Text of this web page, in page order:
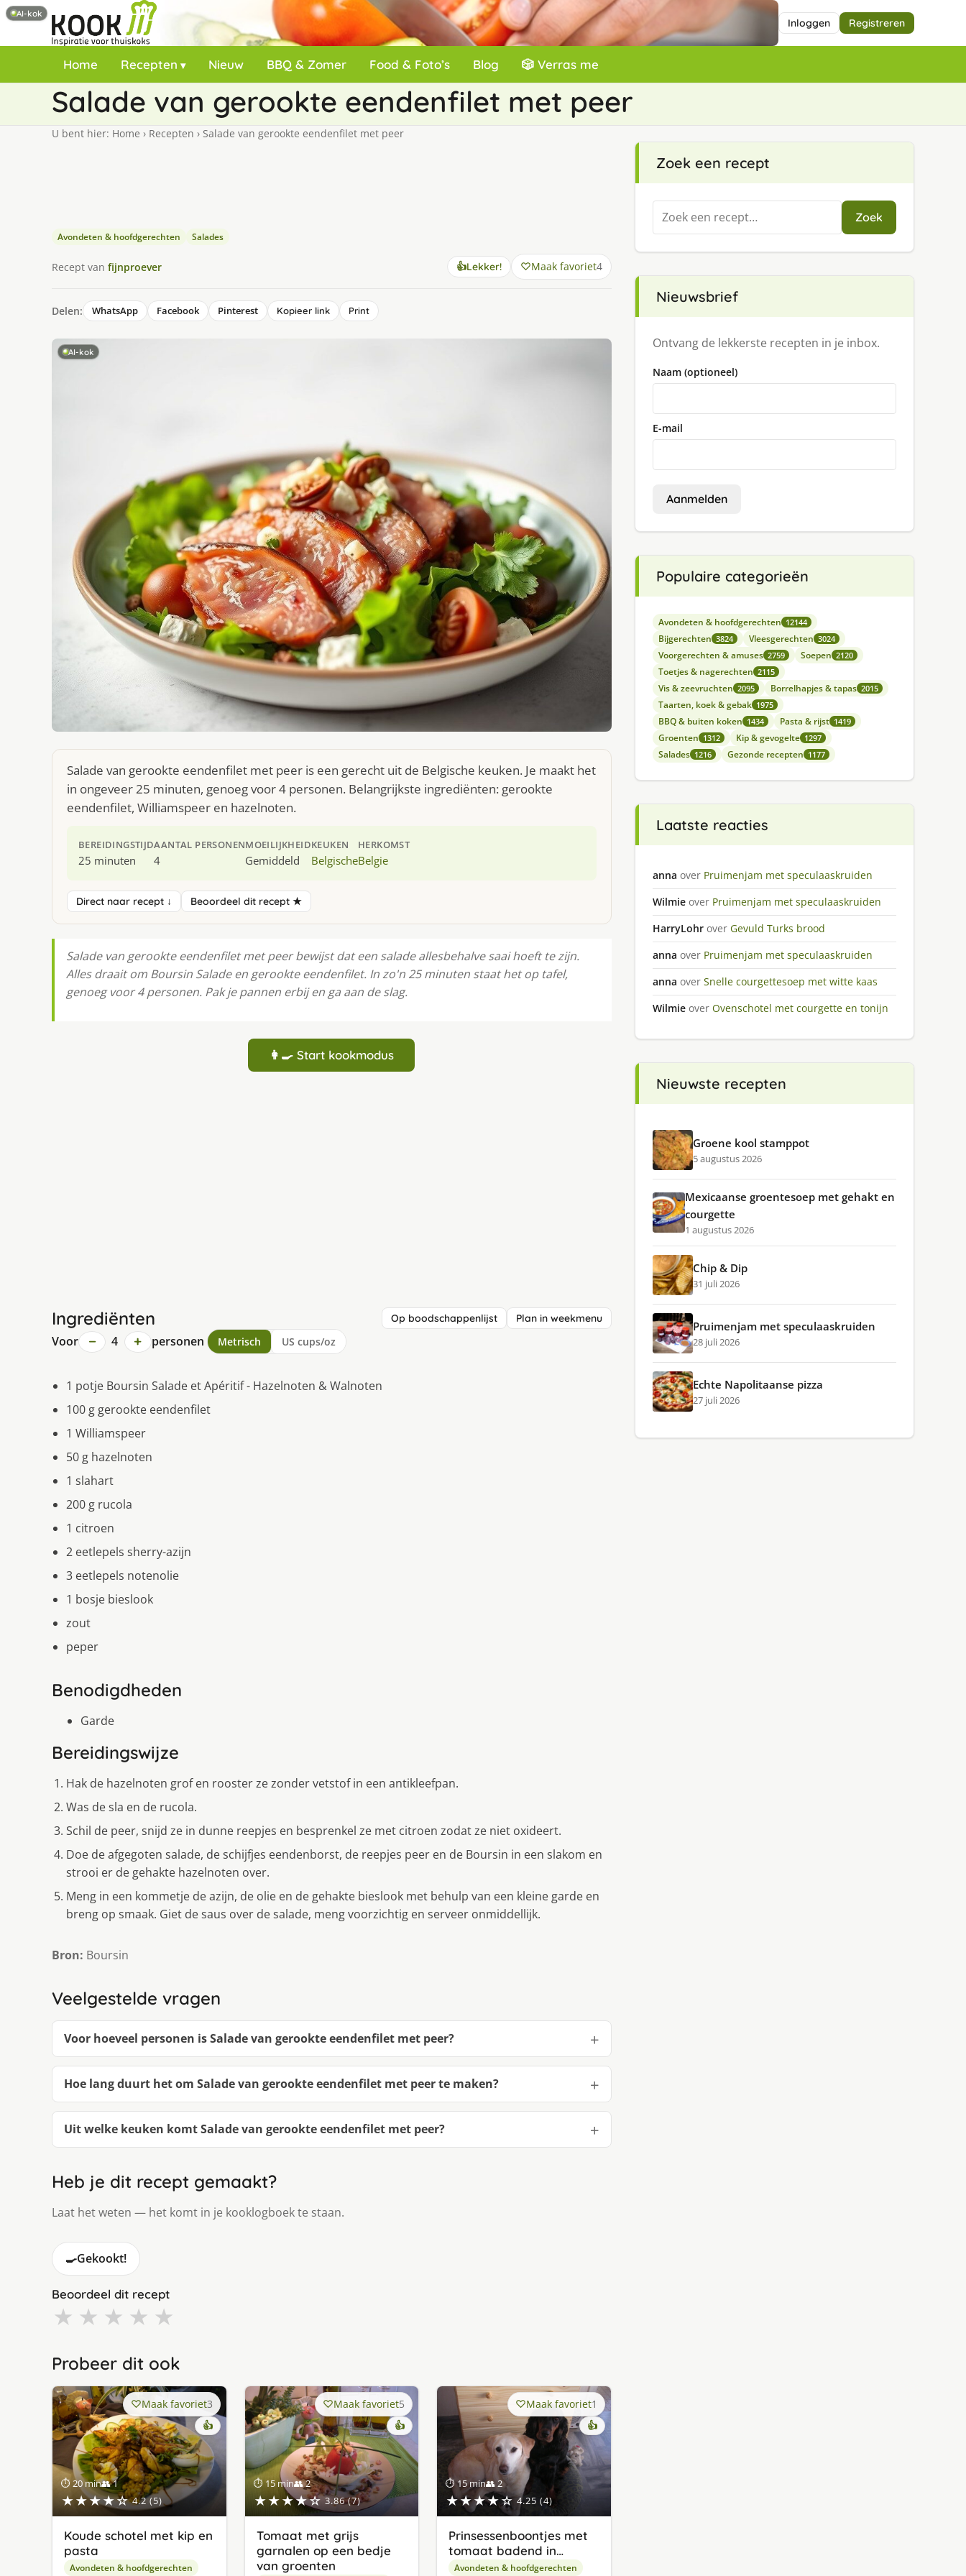
Inloggen Registreren
Home Recepten Nieuw BBQ & Zomer Food & Foto’s Blog 🎲 Verras me
Salade van gerookte eendenfilet met peer
U bent hier: Home › Recepten › Salade van gerookte eendenfilet met peer
Avondeten & hoofdgerechten Salades
Recept van fijnproever 👍Lekker! Maak favoriet4
Delen: WhatsApp Facebook Pinterest Kopieer link Print
AI-kok
Salade van gerookte eendenfilet met peer is een gerecht uit de Belgische keuken. Je maakt het
in ongeveer 25 minuten, genoeg voor 4 personen. Belangrijkste ingrediënten: gerookte
eendenfilet, Williamspeer en hazelnoten.
BEREIDINGSTIJD
25 minuten
AANTAL PERSONEN
4
MOEILIJKHEID
Gemiddeld
KEUKEN
Belgische
HERKOMST
Belgie
Direct naar recept ↓ Beoordeel dit recept ★
Salade van gerookte eendenfilet met peer bewijst dat een salade allesbehalve saai hoeft te zijn.
Alles draait om Boursin Salade en gerookte eendenfilet. In zo'n 25 minuten staat het op tafel,
genoeg voor 4 personen. Pak je pannen erbij en ga aan de slag.
👩‍🍳 Start kookmodus
Ingrediënten Op boodschappenlijst Plan in weekmenu
Voor − 4 + personen Metrisch US cups/oz
1 potje Boursin Salade et Apéritif - Hazelnoten & Walnoten
100 g gerookte eendenfilet
1 Williamspeer
50 g hazelnoten
1 slahart
200 g rucola
1 citroen
2 eetlepels sherry-azijn
3 eetlepels notenolie
1 bosje bieslook
zout
peper
Benodigdheden
Garde
Bereidingswijze
Hak de hazelnoten grof en rooster ze zonder vetstof in een antikleefpan.
Was de sla en de rucola.
Schil de peer, snijd ze in dunne reepjes en besprenkel ze met citroen zodat ze niet oxideert.
Doe de afgegoten salade, de schijfjes eendenborst, de reepjes peer en de Boursin in een slakom en
strooi er de gehakte hazelnoten over.
Meng in een kommetje de azijn, de olie en de gehakte bieslook met behulp van een kleine garde en
breng op smaak. Giet de saus over de salade, meng voorzichtig en serveer onmiddellijk.
Bron: Boursin
Veelgestelde vragen
Voor hoeveel personen is Salade van gerookte eendenfilet met peer?
Hoe lang duurt het om Salade van gerookte eendenfilet met peer te maken?
Uit welke keuken komt Salade van gerookte eendenfilet met peer?
Heb je dit recept gemaakt?
Laat het weten — het komt in je kooklogboek te staan.
🍳Gekookt!
Beoordeel dit recept
★ ★ ★ ★ ★
Probeer dit ook
⏱ 20 min👥 1
★★★★☆ 4.2 (5)
Maak favoriet3
👍
Koude schotel met kip en
pasta
Avondeten & hoofdgerechten
⏱ 15 min👥 2
★★★★☆ 3.86 (7)
Maak favoriet5
👍
Tomaat met grijs
garnalen op een bedje
van groenten
⏱ 15 min👥 2
★★★★☆ 4.25 (4)
Maak favoriet1
👍
Prinsessenboontjes met
tomaat badend in…
Avondeten & hoofdgerechten
Zoek een recept
Zoeken
naar:
Zoek
Nieuwsbrief
Ontvang de lekkerste recepten in je inbox.
Naam (optioneel)
E-mail
Aanmelden
Populaire categorieën
Avondeten & hoofdgerechten 12144
Bijgerechten 3824 Vleesgerechten 3024
Voorgerechten & amuses 2759 Soepen 2120
Toetjes & nagerechten 2115
Vis & zeevruchten 2095 Borrelhapjes & tapas 2015
Taarten, koek & gebak 1975
BBQ & buiten koken 1434 Pasta & rijst 1419
Groenten 1312 Kip & gevogelte 1297
Salades 1216 Gezonde recepten 1177
Laatste reacties
anna over Pruimenjam met speculaaskruiden
Wilmie over Pruimenjam met speculaaskruiden
HarryLohr over Gevuld Turks brood
anna over Pruimenjam met speculaaskruiden
anna over Snelle courgettesoep met witte kaas
Wilmie over Ovenschotel met courgette en tonijn
Nieuwste recepten
Groene kool stamppot
5 augustus 2026
Mexicaanse groentesoep met gehakt en
courgette
1 augustus 2026
Chip & Dip
31 juli 2026
Pruimenjam met speculaaskruiden
28 juli 2026
AI-kok
Echte Napolitaanse pizza
27 juli 2026